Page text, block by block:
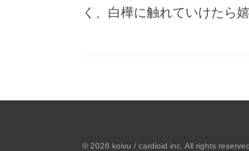
く、白樺に触れていけたら
© 2026 koivu / cardioid inc. All rights reserved.